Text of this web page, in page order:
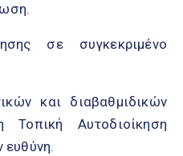
σε συγκεκριμένο
και διαβαθμιδικών
Αυτοδιοίκηση
ευθύνη.